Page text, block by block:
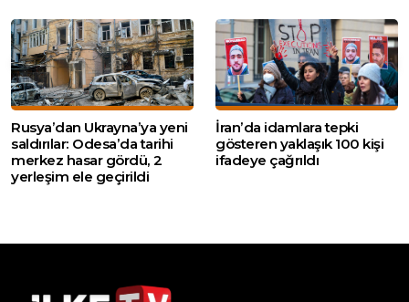
Rusya’dan Ukrayna’ya yeni
saldırılar: Odesa’da tarihi
merkez hasar gördü, 2
yerleşim ele geçirildi
İran’da idamlara tepki
gösteren yaklaşık 100 kişi
ifadeye çağrıldı